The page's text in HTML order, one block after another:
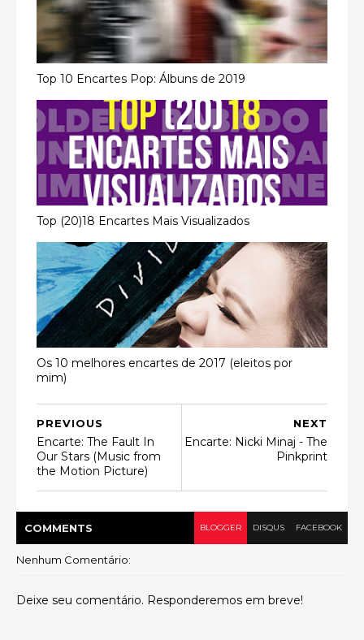
Top 10 Encartes Pop: Álbuns de 2019
Top (20)18 Encartes Mais Visualizados
Os 10 melhores encartes de 2017 (eleitos por
mim)
NEXT
Encarte: Nicki Minaj - The
Pinkprint
PREVIOUS
Encarte: The Fault In
Our Stars (Music from
the Motion Picture)
COMMENTS BLOGGER DISQUS FACEBOOK
Nenhum Comentário:
Deixe seu comentário. Responderemos em breve!